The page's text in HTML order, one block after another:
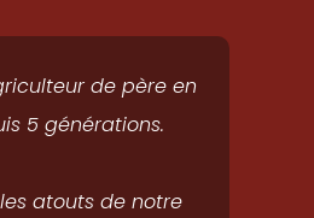
de père en
5 générations.
atouts de notre